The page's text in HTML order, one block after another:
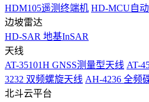
HDM105遥测终端机 HD-MCU自
边坡雷达
HD-SAR 地基InSAR
天线
AT-35101H GNSS测量型天线 AT-
3232 双频螺旋天线 AH-4236 全频
北斗云平台